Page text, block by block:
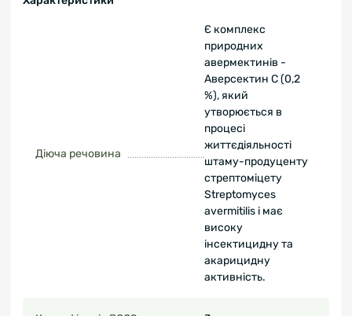
Діюча речовина
Є комплекс
природних
авермектинів -
Аверсектин С (0,2
%), який
утворюється в
процесі
життєдіяльності
штаму-продуценту
стрептоміцету
Streptomyces
avermitilis і має
високу
інсектицидну та
акарицидну
активність.